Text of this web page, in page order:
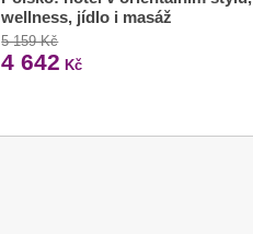
wellness, jídlo i masáž
5 159 Kč
4 642 Kč